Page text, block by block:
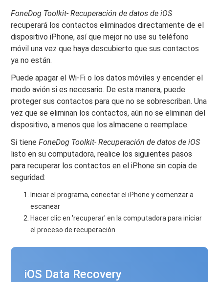
FoneDog Toolkit- Recuperación de datos de iOS
recuperará los contactos eliminados directamente de el
dispositivo iPhone, así que mejor no use su teléfono
móvil una vez que haya descubierto que sus contactos
ya no están.
Puede apagar el Wi-Fi o los datos móviles y encender el
modo avión si es necesario. De esta manera, puede
proteger sus contactos para que no se sobrescriban. Una
vez que se eliminan los contactos, aún no se eliminan del
dispositivo, a menos que los almacene o reemplace.
Si tieneFoneDog Toolkit- Recuperación de datos de iOS
listo en su computadora, realice los siguientes pasos
para recuperar los contactos en el iPhone sin copia de
seguridad:
Iniciar el programa, conectar el iPhone y comenzar a
escanear
Hacer clic en 'recuperar' en la computadora para iniciar
el proceso de recuperación.
iOS Data Recovery